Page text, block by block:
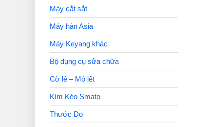
Máy cắt sắt
Máy hàn Asia
Máy Keyang khác
Bộ dụng cụ sửa chữa
Cờ lê – Mỏ lết
Kìm Kéo Smato
Thước Đo